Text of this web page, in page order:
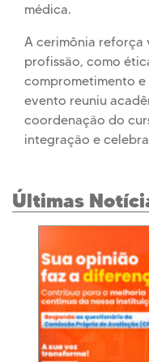
médica.
A cerimônia reforça
profissão, como
comprometimento
evento reuniu
coordenação do
integração e
Últimas